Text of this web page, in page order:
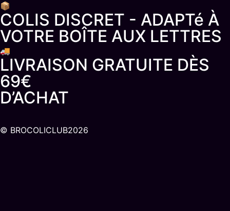
📦
COLIS DISCRET - ADAPTé À
VOTRE BOÎTE AUX LETTRES
🚚
LIVRAISON GRATUITE DÈS
69€
D’ACHAT
© BROCOLICLUB2026